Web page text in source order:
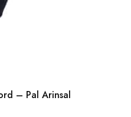
– Pal Arinsal